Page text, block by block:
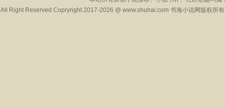
All Right Reserved Copryright 2017-2026 @ www.shuhai.com 书海小说网版权所